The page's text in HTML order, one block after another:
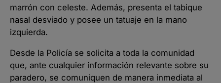
marrón con celeste. Además, presenta el tabique
nasal desviado y posee un tatuaje en la mano
izquierda.
Desde la Policía se solicita a toda la comunidad
que, ante cualquier información relevante sobre su
paradero, se comuniquen de manera inmediata al